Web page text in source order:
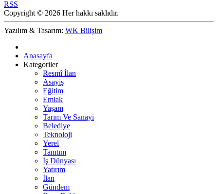
RSS
Copyright © 2026 Her hakkı saklıdır.
Yazılım & Tasarım: WK Bilişim
Anasayfa
Kategoriler
Resmî İlan
Asayiş
Eğitim
Emlak
Yaşam
Tarım Ve Sanayi
Belediye
Teknoloji
Yerel
Tanıtım
İş Dünyası
Yatırım
İlan
Gündem